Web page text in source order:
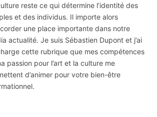
reste ce qui détermine l’identité des
et des individus. Il importe alors
une place importante dans notre
actualité. Je suis Sébastien Dupont et j’ai
cette rubrique que mes compétences
passion pour l’art et la culture me
d’animer pour votre bien-être